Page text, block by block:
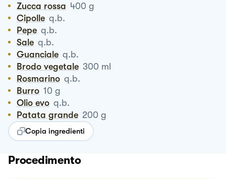
Zucca rossa 400 g
Cipolle q.b.
Pepe q.b.
Sale q.b.
Guanciale q.b.
Brodo vegetale 300 ml
Rosmarino q.b.
Burro 10 g
Olio evo q.b.
Patata grande 200 g
Copia ingredienti
Procedimento